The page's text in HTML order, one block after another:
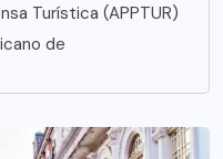
Turística (APPTUR)
de